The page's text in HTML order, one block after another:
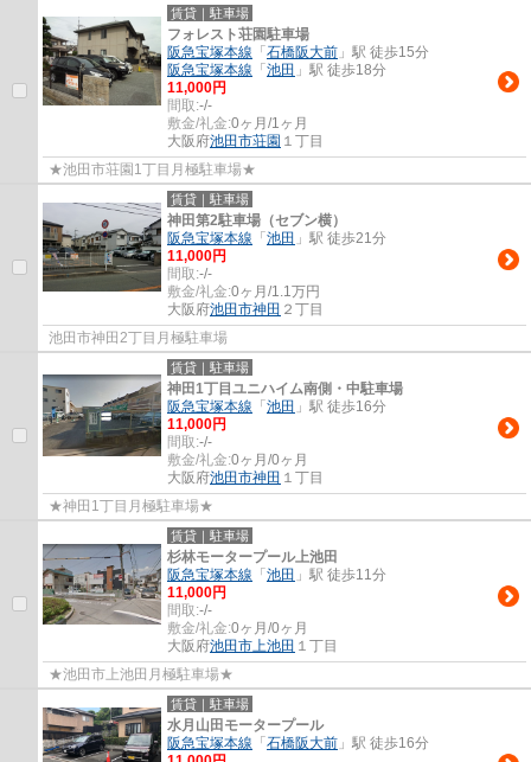
賃貸｜駐車場
フォレスト荘園駐車場
阪急宝塚本線 「 石橋阪大前 」駅 徒歩15分
阪急宝塚本線 「 池田 」駅 徒歩18分
11,000円
間取:-/-
敷金/礼金:0ヶ月/1ヶ月
大阪府池田市荘園 １丁目
★池田市荘園1丁目月極駐車場★
賃貸｜駐車場
神田第2駐車場（セブン横）
阪急宝塚本線 「 池田 」駅 徒歩21分
11,000円
間取:-/-
敷金/礼金:0ヶ月/1.1万円
大阪府池田市神田 ２丁目
池田市神田2丁目月極駐車場
賃貸｜駐車場
神田1丁目ユニハイム南側・中駐車場
阪急宝塚本線 「 池田 」駅 徒歩16分
11,000円
間取:-/-
敷金/礼金:0ヶ月/0ヶ月
大阪府池田市神田 １丁目
★神田1丁目月極駐車場★
賃貸｜駐車場
杉林モータープール上池田
阪急宝塚本線 「 池田 」駅 徒歩11分
11,000円
間取:-/-
敷金/礼金:0ヶ月/0ヶ月
大阪府池田市上池田 １丁目
★池田市上池田月極駐車場★
賃貸｜駐車場
水月山田モータープール
阪急宝塚本線 「 石橋阪大前 」駅 徒歩16分